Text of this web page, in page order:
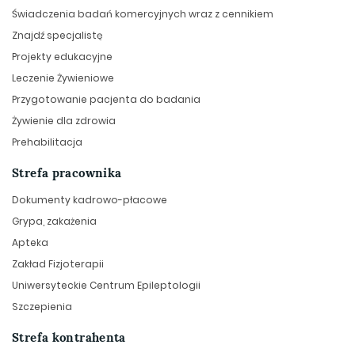
Świadczenia badań komercyjnych wraz z cennikiem
Znajdź specjalistę
Projekty edukacyjne
Leczenie Żywieniowe
Przygotowanie pacjenta do badania
Żywienie dla zdrowia
Prehabilitacja
Strefa pracownika
Dokumenty kadrowo-płacowe
Grypa, zakażenia
Apteka
Zakład Fizjoterapii
Uniwersyteckie Centrum Epileptologii
Szczepienia
Strefa kontrahenta